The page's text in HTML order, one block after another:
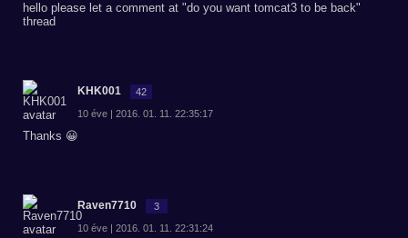
hello please let a comment at "do you want tomcat3 to be back"
thread
KHK001 42
10 éve | 2016. 01. 11. 22:35:17
Thanks 😀
Raven7710 3
10 éve | 2016. 01. 11. 22:31:24